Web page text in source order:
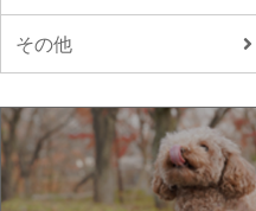
その他